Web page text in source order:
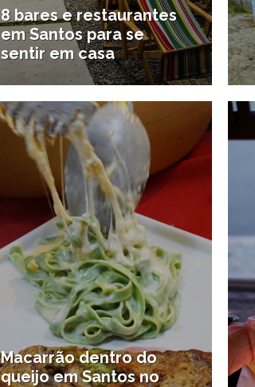
8 bares e restaurantes
em Santos para se
sentir em casa
20/06/2018
Macarrão dentro do
queijo em Santos no